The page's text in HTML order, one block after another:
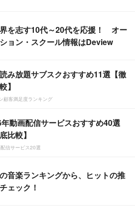
を志す10代～20代を応援！ オー
ョン・スクール情報はDeview
み放題サブスクおすすめ11選【徹
】
顧客満足度ランキング
動画配信サービスおすすめ40選
比較】
信サービス20選
音楽ランキングから、ヒットの推
ェック！